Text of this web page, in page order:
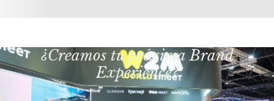
¿Creamos tu próxima Brand
Experience?